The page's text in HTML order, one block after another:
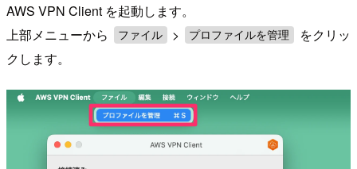
AWS VPN Client を起動します。
上部メニューから
ファイル > プロファイルを管理
をクリッ
クします。